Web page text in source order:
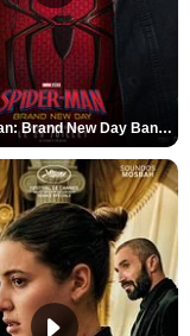
Spider-Man: Brand New Day Bande-annonce VO STFR